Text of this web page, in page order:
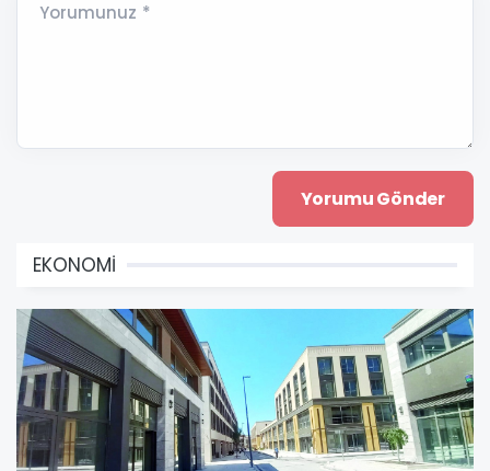
Yorumunuz *
EKONOMİ